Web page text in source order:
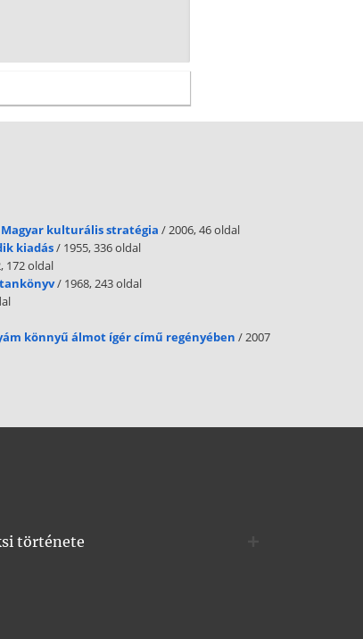
Magyar kulturális stratégia / 2006, 46 oldal
kiadás/ 1955, 336 oldal
172 oldal
/ 1968, 243 oldal
könnyű álmot ígér című regényében / 2007
története